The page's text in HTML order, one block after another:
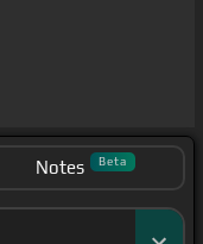
Notes Beta